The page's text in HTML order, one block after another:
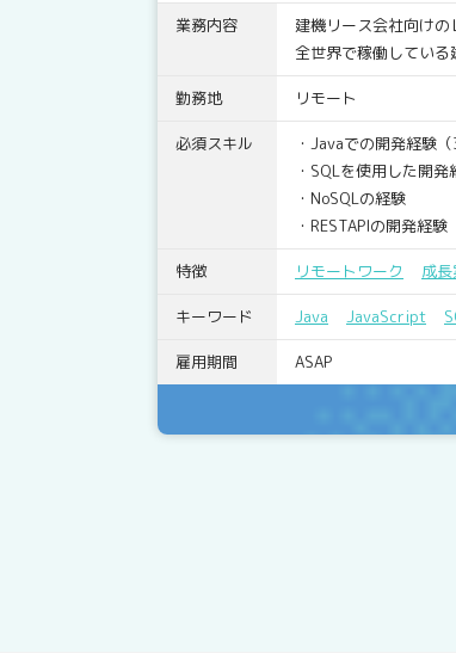
業務内容
建機リース会社向け
全世界で稼働している
勤務地 リモート
必須スキル
・Javaでの開発経験（
・SQLを使用した開発
・NoSQLの経験
・RESTAPIの開発経験
特徴 リモートワーク 成
キーワード Java JavaScript
雇用期間 ASAP